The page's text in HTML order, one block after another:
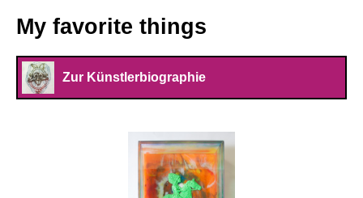
My favorite things
Zur Künstlerbiographie
Bildergalerie überspringen